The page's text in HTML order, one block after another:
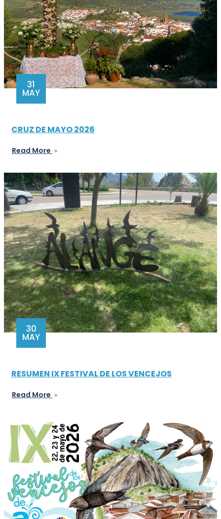
31
MAY
CRUZ DE MAYO 2026
Read More
30
MAY
RESUMEN IX FESTIVAL DE LOS VENCEJOS
Read More